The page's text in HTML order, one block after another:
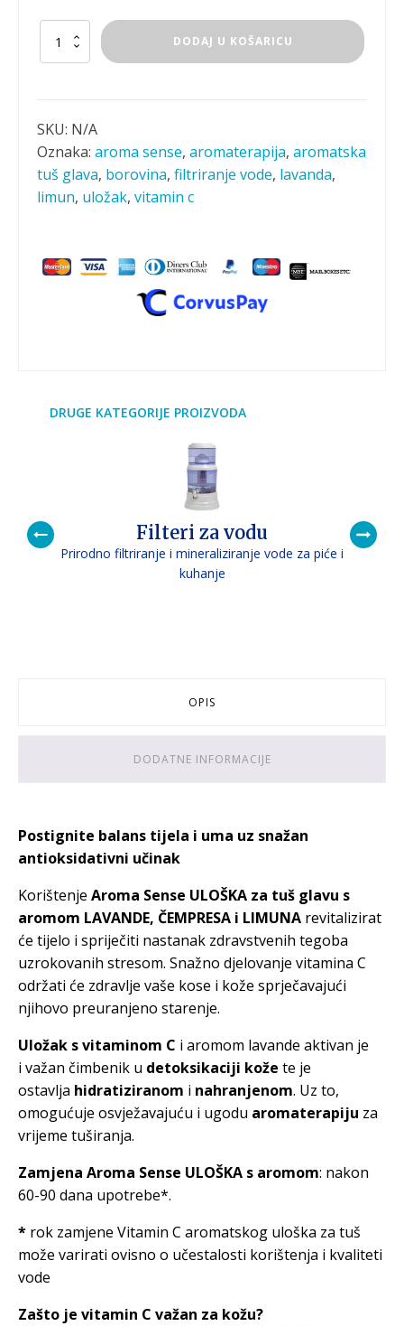
Vitamin
tuš
količina
DODAJ U KOŠARICU
SKU: N/A
Oznaka: aroma sense, aromaterapija, aromatska
tuš glava, borovina, filtriranje vode, lavanda,
limun, uložak, vitamin c
DRUGE KATEGORIJE PROIZVODA
Filteri za vodu
Prirodno filtriranje i mineraliziranje vode za piće i
kuhanje
OPIS
DODATNE INFORMACIJE
Postignite balans tijela i uma uz snažan
antioksidativni učinak
Korištenje Aroma Sense ULOŠKA za tuš glavu s
aromom LAVANDE, ČEMPRESA i LIMUNA revitalizirat
će tijelo i spriječiti nastanak zdravstvenih tegoba
uzrokovanih stresom. Snažno djelovanje vitamina C
održati će zdravlje vaše kose i kože sprječavajući
njihovo preuranjeno starenje.
Uložak s vitaminom C i aromom lavande aktivan je
i važan čimbenik u detoksikaciji kože te je
ostavlja hidratiziranom i nahranjenom. Uz to,
omogućuje osvježavajuću i ugodu aromaterapiju za
vrijeme tuširanja.
Zamjena Aroma Sense ULOŠKA s aromom: nakon
60-90 dana upotrebe*.
* rok zamjene Vitamin C aromatskog uloška za tuš
može varirati ovisno o učestalosti korištenja i kvaliteti
vode
Zašto je vitamin C važan za kožu?